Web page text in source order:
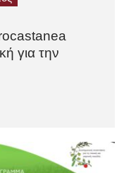
για την